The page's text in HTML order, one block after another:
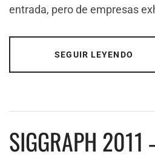
entrada, pero de empresas
SEGUIR LEYENDO
SIGGRAPH 2011